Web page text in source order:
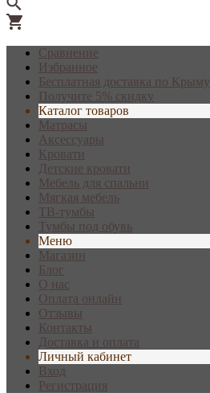
Сравнение
Избранное
Бесплатная доставка по Крыму
Получите 5% скидку
Каталог товаров
Матрасы
Аксессуары
Кровати
Детские кровати
Мебель для спальни
Мягкая мебель
ТВ-тумбы
Тумбы под обувь
Меню
Магазин
Блог
О нас
Оплата онлайн
Отзывы
Контакты
Доставка и оплата
Личный кабинет
Вход
Регистрация